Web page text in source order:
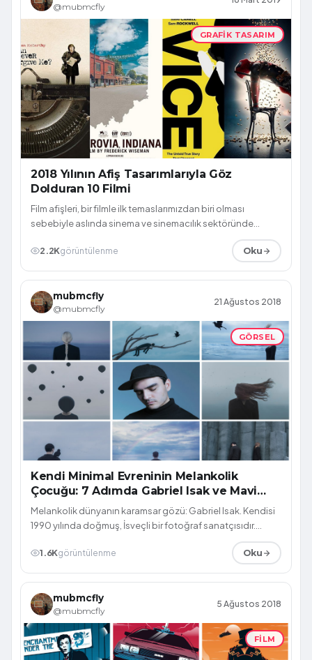
@mubmcfly
GRAFIK TASARIM
2018 Yılının Afiş Tasarımlarıyla Göz
Dolduran 10 Filmi
Film afişleri, bir filmle ilk temaslarımızdan biri olması
sebebiyle aslında sinema ve sinemacılık sektöründe
2.2Kgörüntülenme Oku
mubmcfly
@mubmcfly
21 Ağustos 2018
GÖRSEL
Kendi Minimal Evreninin Melankolik
Çocuğu: 7 Adımda Gabriel Isak ve Mavi
Yolculuk
Melankolik dünyanın karamsar gözü: Gabriel Isak. Kendisi
1990 yılında doğmuş, İsveçli bir fotoğraf sanatçısıdır.
1.6Kgörüntülenme Oku
mubmcfly
@mubmcfly
5 Ağustos 2018
FILM